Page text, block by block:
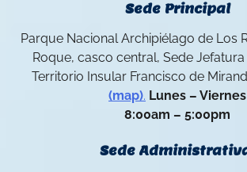
Sede Principal
Parque Nacional Archipiélago de Los
Roque, casco central, Sede
Territorio Insular Francisco de
(map). Lunes – Viernes
8:00am – 5:00pm
Sede